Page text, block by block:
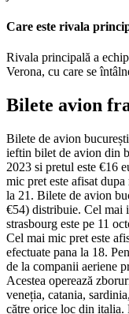
Care este rivala
Rivala principală a
Verona, cu care se
Bilete avion
Bilete de avion
ieftin bilet de avion din
2023 si pretul este €16
mic pret este afisat
la 21. Bilete de avion
€54) distribuie. Cel mai
strasbourg este pe 11
Cel mai mic pret este
efectuate pana la 18.
de la companii aeriene
Acestea operează
veneția, catania,
către orice loc din italia.